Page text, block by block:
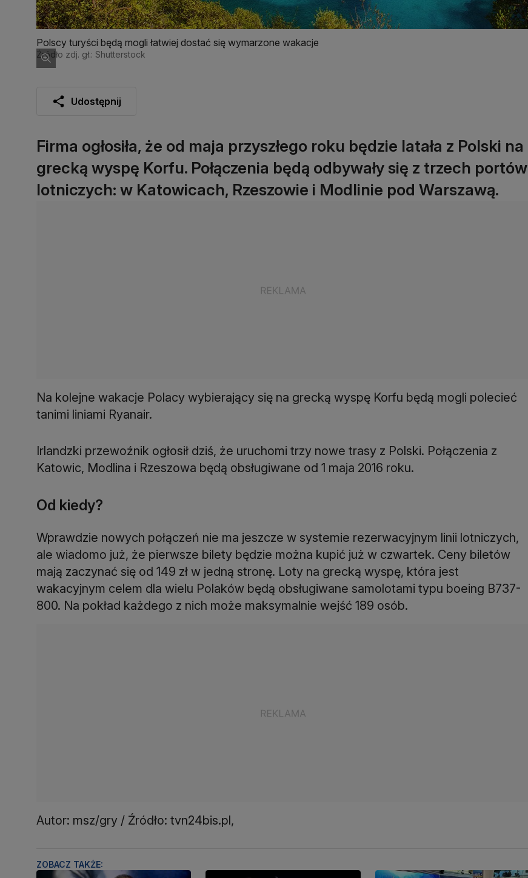
Polscy turyści będą mogli łatwiej dostać się wymarzone wakacje
Źródło zdj. gł.: Shutterstock
Udostępnij
Firma ogłosiła, że od maja przyszłego roku będzie latała z Polski na
grecką wyspę Korfu. Połączenia będą odbywały się z trzech portów
lotniczych: w Katowicach, Rzeszowie i Modlinie pod Warszawą.
Na kolejne wakacje Polacy wybierający się na grecką wyspę Korfu będą mogli polecieć
tanimi liniami Ryanair.
Irlandzki przewoźnik ogłosił dziś, że uruchomi trzy nowe trasy z Polski. Połączenia z
Katowic, Modlina i Rzeszowa będą obsługiwane od 1 maja 2016 roku.
Od kiedy?
Wprawdzie nowych połączeń nie ma jeszcze w systemie rezerwacyjnym linii lotniczych,
ale wiadomo już, że pierwsze bilety będzie można kupić już w czwartek. Ceny biletów
mają zaczynać się od 149 zł w jedną stronę. Loty na grecką wyspę, która jest
wakacyjnym celem dla wielu Polaków będą obsługiwane samolotami typu boeing B737-
800. Na pokład każdego z nich może maksymalnie wejść 189 osób.
Autor: msz/gry / Źródło: tvn24bis.pl,
ZOBACZ TAKŻE: